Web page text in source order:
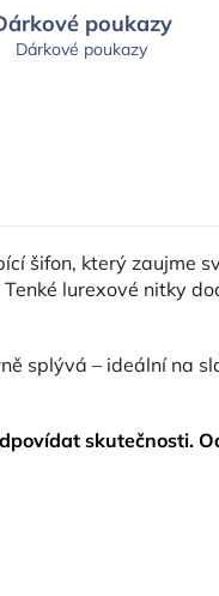
poukazy
Dárkové poukazy
šifon, který zaujme
lurexové nitky
splývá – ideální na
skutečnosti.